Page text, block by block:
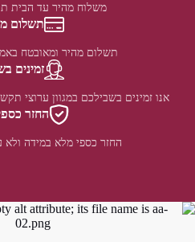
משלוח מהיר עד הבית תוך 3-5 ימי
תשלום
תשלום מהיר ומאובטח
זמינים
אנו זמינים בשבילכם במגוון ערוצי
החזר
החזר כספי מלא במידה ולא